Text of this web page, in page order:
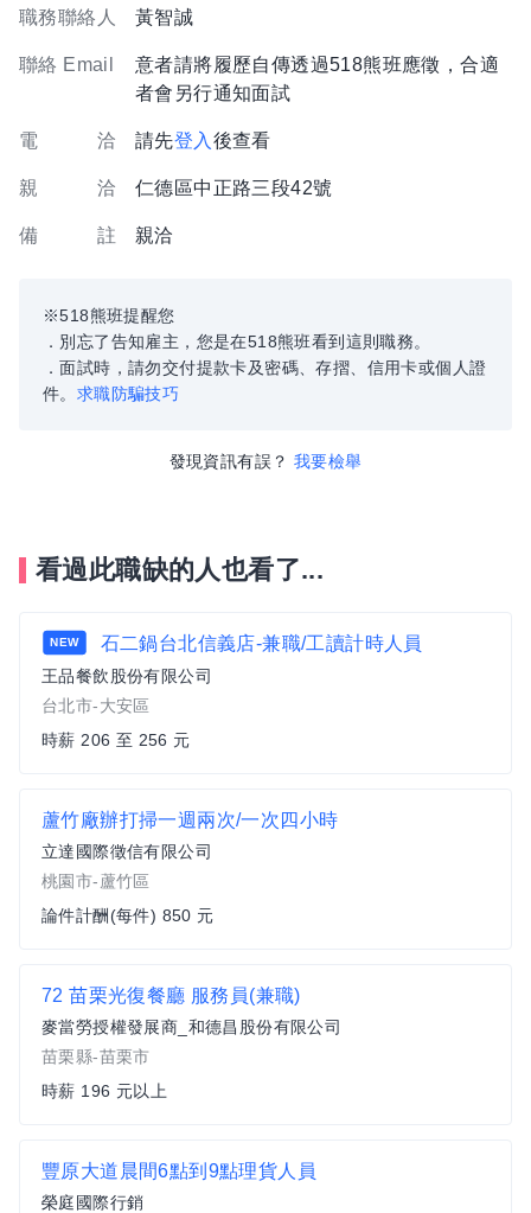
職務聯絡人 黃智誠
聯絡 Email
意者請將履歷自傳透過518熊班應徵，合適
者會另行通知面試
電 洽 請先登入 後查看
親 洽 仁德區中正路三段42號
備 註 親洽
※518熊班提醒您
．別忘了告知雇主，您是在518熊班看到這則職務。
．面試時，請勿交付提款卡及密碼、存摺、信用卡或個人證
件。 求職防騙技巧
發現資訊有誤？ 我要檢舉
看過此職缺的人也看了...
NEW 石二鍋台北信義店-兼職/工讀計時人員
王品餐飲股份有限公司
台北市-大安區
時薪 206 至 256 元
蘆竹廠辦打掃一週兩次/一次四小時
立達國際徵信有限公司
桃園市-蘆竹區
論件計酬(每件) 850 元
72 苗栗光復餐廳 服務員(兼職)
麥當勞授權發展商_和德昌股份有限公司
苗栗縣-苗栗市
時薪 196 元以上
豐原大道晨間6點到9點理貨人員
榮庭國際行銷